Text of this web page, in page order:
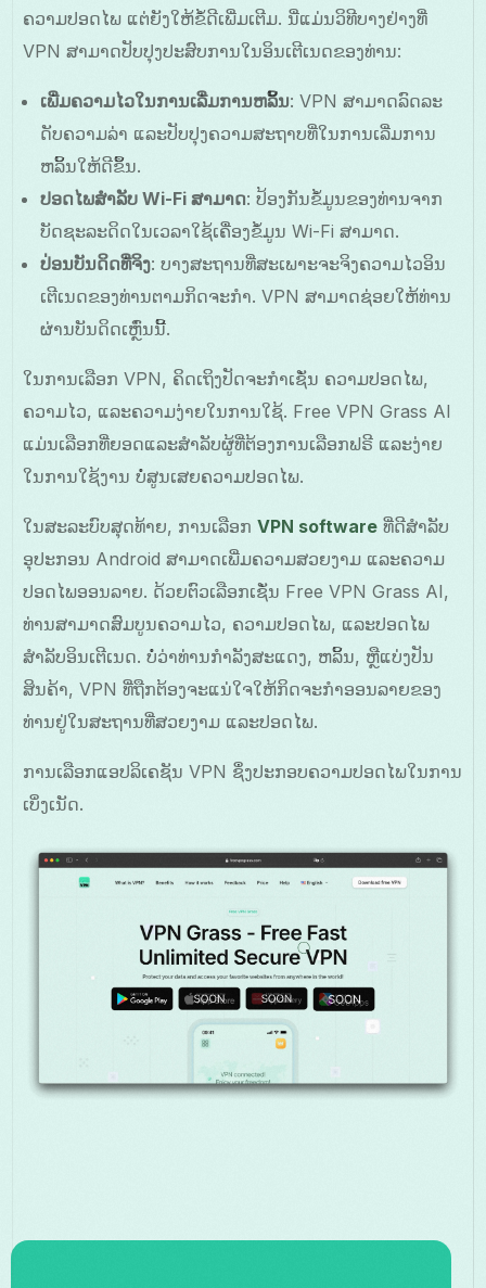
ຄວາມປອດໄພ ແຕ່ຍັງໃຫ້ຂໍ້ດີເພີ່ມເຕີມ. ນີ່ແມ່ນວິທີບາງຢ່າງທີ່
VPN ສາມາດປັບປຸງປະສົບການໃນອິນເຕີເນດຂອງທ່ານ:
ເພີ່ມຄວາມໄວໃນການເລີ່ມການຫລິ້ນ: VPN ສາມາດລົດລະ
ດັບຄວາມລ່າ ແລະປັບປຸງຄວາມສະຖາບທີ່ໃນການເລີ່ມການ
ຫລິ້ນໃຫ້ດີຂຶ້ນ.
ປອດໄພສຳລັບ Wi-Fi ສາມາດ: ປ້ອງກັນຂໍ້ມູນຂອງທ່ານຈາກ
ບັດຊະລະດິດໃນເວລາໃຊ້ເຄື່ອງຂໍ້ມູນ Wi-Fi ສາມາດ.
ປ່ອນບັນດິດທີ່ຈິງ: ບາງສະຖານທີ່ສະເພາະຈະຈິງຄວາມໄວອິນ
ເຕີເນດຂອງທ່ານຕາມກິດຈະກຳ. VPN ສາມາດຊ່ອຍໃຫ້ທ່ານ
ຜ່ານບັນດິດເຫຼົ່ນນີ້.
ໃນການເລືອກ VPN, ຄິດເຖິງປັດຈະກຳເຊັ່ນ ຄວາມປອດໄພ,
ຄວາມໄວ, ແລະຄວາມງ່າຍໃນການໃຊ້. Free VPN Grass AI
ແມ່ນເລືອກທີ່ຍອດແລະສໍາລັບຜູ້ທີ່ຕ້ອງການເລືອກຟຣີ ແລະງ່າຍ
ໃນການໃຊ້ງານ ບໍ່ສູນເສຍຄວາມປອດໄພ.
ໃນສະລະບົບສຸດທ້າຍ, ການເລືອກVPN software ທີ່ດີສຳລັບ
ອຸປະກອນ Android ສາມາດເພີ່ມຄວາມສວຍງາມ ແລະຄວາມ
ປອດໄພອອນລາຍ. ດ້ວຍຕົວເລືອກເຊັ່ນ Free VPN Grass AI,
ທ່ານສາມາດສົມບູນຄວາມໄວ, ຄວາມປອດໄພ, ແລະປອດໄພ
ສຳລັບອິນເຕີເນດ. ບໍ່ວ່າທ່ານກຳລັງສະແດງ, ຫລິ້ນ, ຫຼືແບ່ງປັນ
ສິນຄ້າ, VPN ທີ່ຖືກຕ້ອງຈະແນ່ໃຈໃຫ້ກິດຈະກຳອອນລາຍຂອງ
ທ່ານຢູ່ໃນສະຖານທີ່ສວຍງາມ ແລະປອດໄພ.
ການເລືອກແອປລິເຄຊັນ VPN ຊຶ່ງປະກອບຄວາມປອດໄພໃນການ
ເບິ່ງເນັດ.